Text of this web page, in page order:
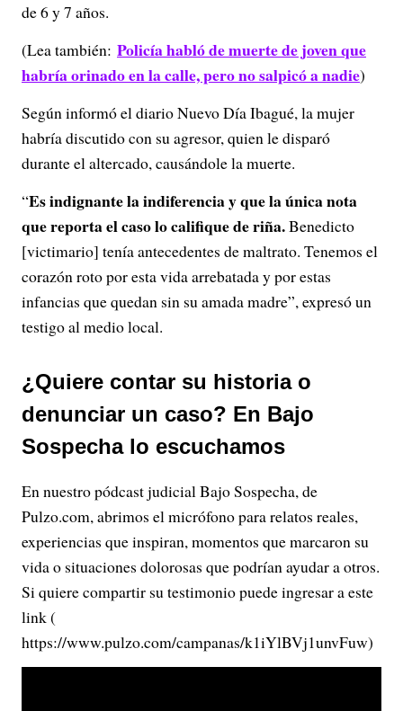
de 6 y 7 años.
(Lea también: Policía habló de muerte de joven que
habría orinado en la calle, pero no salpicó a nadie)
Según informó el diario Nuevo Día Ibagué, la mujer
habría discutido con su agresor, quien le disparó
durante el altercado, causándole la muerte.
“Es indignante la indiferencia y que la única nota
que reporta el caso lo califique de riña.Benedicto
[victimario] tenía antecedentes de maltrato. Tenemos el
corazón roto por esta vida arrebatada y por estas
infancias que quedan sin su amada madre”, expresó un
testigo al medio local.
¿Quiere contar su historia o
denunciar un caso? En Bajo
Sospecha lo escuchamos
En nuestro pódcast judicial Bajo Sospecha, de
Pulzo.com, abrimos el micrófono para relatos reales,
experiencias que inspiran, momentos que marcaron su
vida o situaciones dolorosas que podrían ayudar a otros.
Si quiere compartir su testimonio puede ingresar a este
link (
https://www.pulzo.com/campanas/k1iYlBVj1unvFuw)